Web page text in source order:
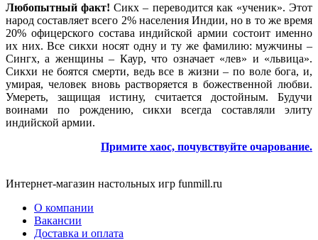
Любопытный факт! Сикх – переводится как «ученик». Этот
народ составляет всего 2% населения Индии, но в то же время
20% офицерского состава индийской армии состоит именно
их них. Все сикхи носят одну и ту же фамилию: мужчины –
Сингх, а женщины – Каур, что означает «лев» и «львица».
Сикхи не боятся смерти, ведь все в жизни – по воле бога, и,
умирая, человек вновь растворяется в божественной любви.
Умереть, защищая истину, считается достойным. Будучи
воинами по рождению, сикхи всегда составляли элиту
индийской армии.
Примите хаос, почувствуйте очарование.
Интернет-магазин настольных игр funmill.ru
О компании
Вакансии
Доставка и оплата